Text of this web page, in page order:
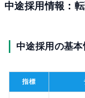
中途採用情報：
中途採用の基本
指標